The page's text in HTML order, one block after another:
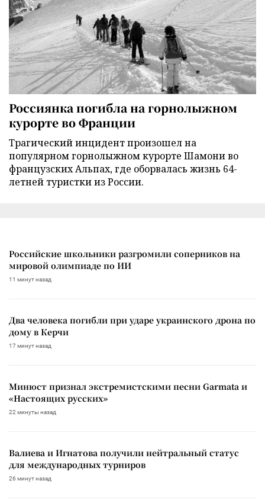
Россиянка погибла на горнолыжном
курорте во Франции
Трагический инцидент произошел на
популярном горнолыжном курорте Шамони во
французских Альпах, где оборвалась жизнь 64-
летней туристки из России.
Российские школьники разгромили соперников на
мировой олимпиаде по ИИ
11 минут назад
Два человека погибли при ударе украинского дрона по
дому в Керчи
17 минут назад
Минюст признал экстремистскими песни Garmata и
«Настоящих русских»
22 минуты назад
Валиева и Игнатова получили нейтральный статус
для международных турниров
26 минут назад